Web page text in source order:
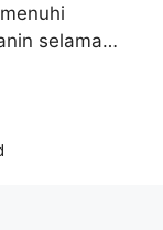
selama…